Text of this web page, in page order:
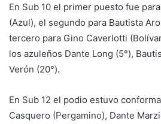
En Sub 10 el primer puesto fue
(Azul), el segundo para Bautista
tercero para Gino Caverlotti
los azuleños Dante Long (5°),
Verón (20°).
En Sub 12 el podio estuvo
Casquero (Pergamino), Dante